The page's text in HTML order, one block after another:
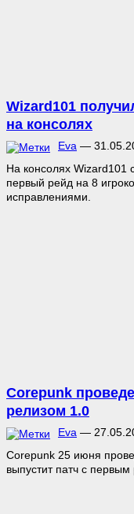
Wizard101
на консолях
Eva —
На консолях Wizard101
первый рейд на 8
исправлениями.
Corepunk
релизом 1.0
Eva —
Corepunk 25 июня
выпустит патч с